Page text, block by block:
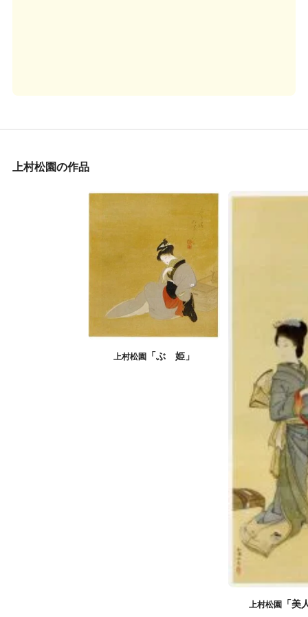
上村松園の作品
上村松園 「ぶゝ姫」
上村松園 「美